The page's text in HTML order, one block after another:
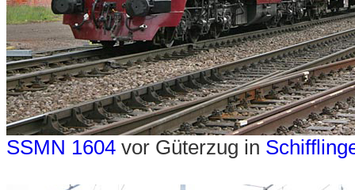
SSMN 1604 vor Güterzug in